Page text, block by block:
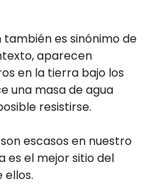
también es sinónimo de
aparecen
en la tierra bajo los
una masa de agua
resistirse.
escasos en nuestro
es el mejor sitio del
ellos.